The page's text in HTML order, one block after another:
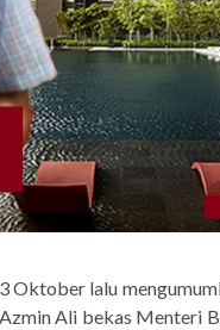
Oktober lalu
Ali bekas Menteri